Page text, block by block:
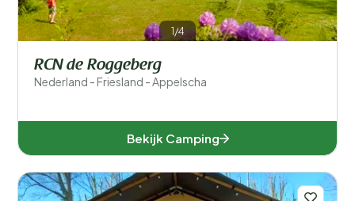
1/4
RCN de Roggeberg
Nederland - Friesland - Appelscha
Bekijk Camping